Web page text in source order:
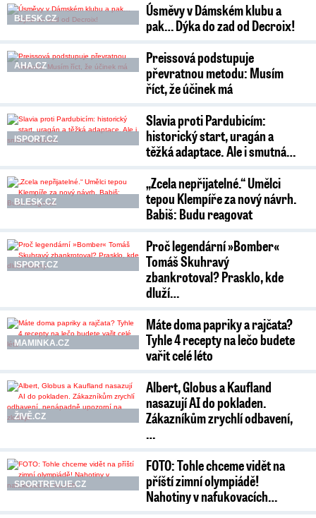
BLESK.CZ
Úsměvy v Dámském klubu a
pak… Dýka do zad od Decroix!
AHA.CZ
Preissová podstupuje
převratnou metodu: Musím
říct, že účinek má
ISPORT.CZ
Slavia proti Pardubicím:
historický start, uragán a
těžká adaptace. Ale i smutná…
BLESK.CZ
„Zcela nepřijatelné.“ Umělci
tepou Klempíře za nový návrh.
Babiš: Budu reagovat
ISPORT.CZ
Proč legendární »Bomber«
Tomáš Skuhravý
zbankrotoval? Prasklo, kde
dluží…
MAMINKA.CZ
Máte doma papriky a rajčata?
Tyhle 4 recepty na lečo budete
vařit celé léto
ŽIVĚ.CZ
Albert, Globus a Kaufland
nasazují AI do pokladen.
Zákazníkům zrychlí odbavení,
…
SPORTREVUE.CZ
FOTO: Tohle chceme vidět na
příští zimní olympiádě!
Nahotiny v nafukovacích…